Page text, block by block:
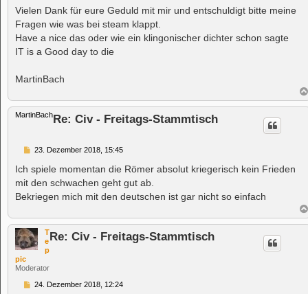
Vielen Dank für eure Geduld mit mir und entschuldigt bitte meine
Fragen wie was bei steam klappt.
Have a nice das oder wie ein klingonischer dichter schon sagte
IT is a Good day to die
MartinBach
MartinBachRe: Civ - Freitags-Stammtisch
B
i
r
a
g
23. Dezember 2018, 15:45
Ich spiele momentan die Römer absolut kriegerisch kein Frieden
mit den schwachen geht gut ab.
Bekriegen mich mit den deutschen ist gar nicht so einfach
T
e
p
pic
Moderator
Re: Civ - Freitags-Stammtisch
B24. Dezember 2018, 12:24